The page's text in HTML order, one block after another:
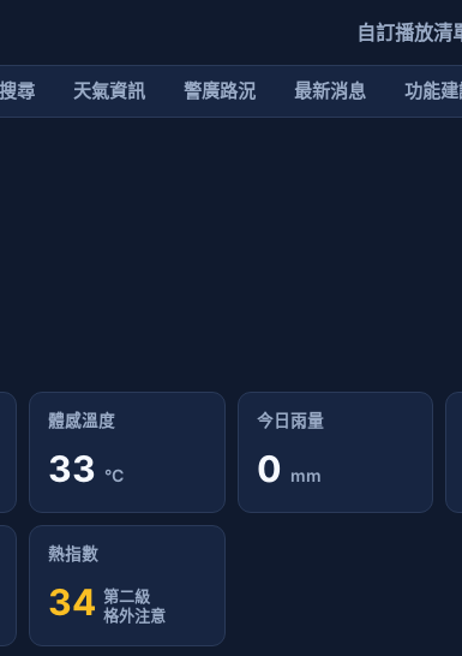
自訂播放清
尋 天氣資訊 警廣路況 最新消息 功能
體感溫度
33 °C
今日雨量
0 mm
熱指數
34 第二級
格外注意